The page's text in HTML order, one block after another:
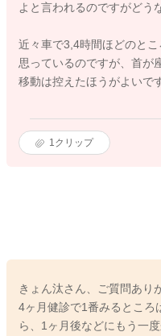
よと言われるのですがどう
近々車で3,4時間ほどのと
思っているのですが、首が
移動は控えたほうがよいで
1 クリップ
きょん汰さん、ご質問あり
4ヶ月健診で1番みるところ
ら、1ヶ月後などにもう一